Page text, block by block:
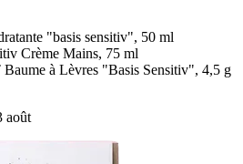
"basis sensitiv", 50 ml
Crème Mains, 75 ml
à Lèvres "Basis Sensitiv", 4,5 g
août